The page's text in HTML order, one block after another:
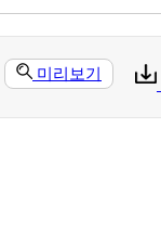
미리보기